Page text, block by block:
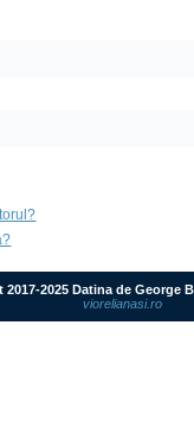
2025 Datina de George
viorelianasi.ro